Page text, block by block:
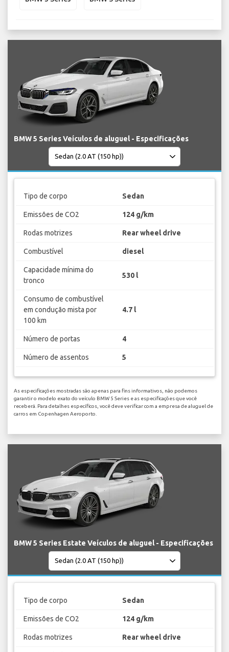
BMW 5 Series Veículos de aluguel - Especificações
Tipo de corpo Sedan
Emissões de CO2 124 g/km
Rodas motrizes Rear wheel drive
Combustível diesel
Capacidade mínima do
tronco
530 l
Consumo de combustível
em condução mista por
100 km
4.7 l
Número de portas 4
Número de assentos 5
As especificações mostradas são apenas para fins informativos, não podemos
garantir o modelo exato do veículo BMW 5 Series e as especificações que você
receberá. Para detalhes específicos, você deve verificar com a empresa de aluguel de
carros em Copenhagen Aeroporto.
BMW 5 Series Estate Veículos de aluguel - Especificações
Tipo de corpo Sedan
Emissões de CO2 124 g/km
Rodas motrizes Rear wheel drive